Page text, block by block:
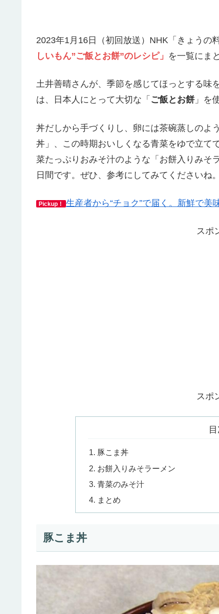
2023年1月16日（初回放送）NHK「きょうの
しいもん”ご飯とお餅”のレシピ」 を一覧にま
土井善晴さんが、季節を感じてほっとする味
は、日本人にとって大切な「 ご飯とお餅 」を
丼だしから手づくりし、卵には茶碗蒸しのよ
丼」、この時期おいしくなる青菜をゆで立て
菜たっぷりおみそ汁のような「お餅入りみそ
日間です。ぜひ、参考にしてみてくださいね
Pickup！ 生産者から“チョク”で届く。新鮮で美
スポ
スポ
豚こま丼
お餅入りみそラーメン
青菜のみそ汁
まとめ
豚こま丼